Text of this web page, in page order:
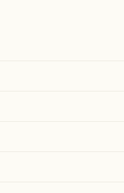
إيران ستكون